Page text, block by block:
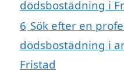
dödsbostädning i
6 Sök efter en
dödsbostädning i
Fristad